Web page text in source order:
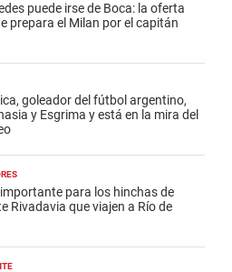
puede irse de Boca: la oferta
prepara el Milan por el capitán
goleador del fútbol argentino,
y Esgrima y está en la mira del
para los hinchas de
Rivadavia que viajen a Río de